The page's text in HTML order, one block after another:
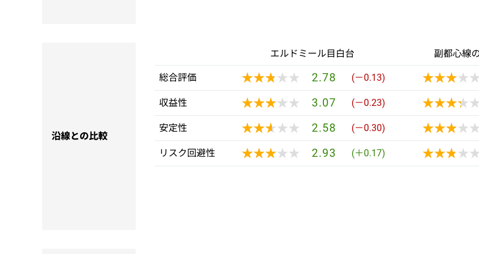
沿線との比較
エルドミール目白台 副都心線
総合評価 ★★★★★
★★★★★ 2.78 (－0.13) ★★★★★
★★★★★
収益性 ★★★★★
★★★★★ 3.07 (－0.23) ★★★★★
★★★★★
安定性 ★★★★★
★★★★★ 2.58 (－0.30) ★★★★★
★★★★★
リスク回避性 ★★★★★
★★★★★ 2.93 (＋0.17) ★★★★★
★★★★★